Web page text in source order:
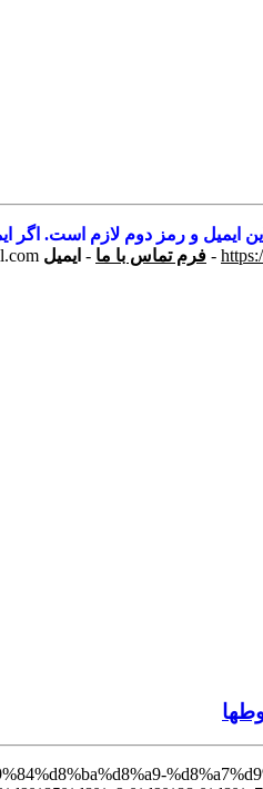
ایمیل و رمز دوم لازم است. اگر
- فرم تماس با ما - ایمیل